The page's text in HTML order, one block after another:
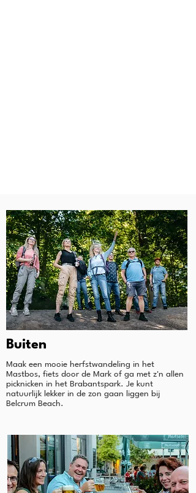
Buiten
Maak een mooie herfstwandeling in het
Mastbos, fiets door de Mark of ga met z'n allen
picknicken in het Brabantspark. Je kunt
natuurlijk lekker in de zon gaan liggen bij
Belcrum Beach.